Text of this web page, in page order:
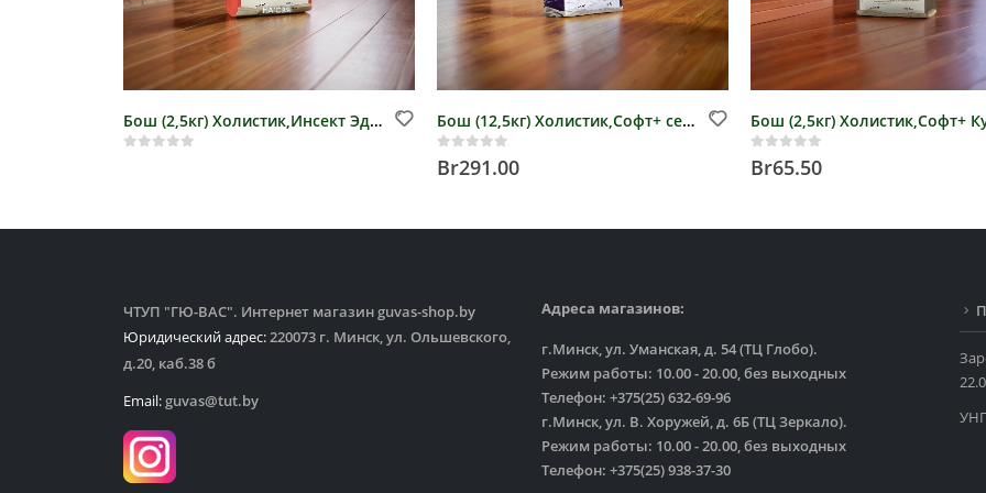
Бош (2,5кг) Холистик,Инсект Эдалт Тапиока с Яблоком, арт. 5894125 Бош (12,5кг) Холистик,Софт+ сеньор Коза с Картофелем, арт. 50590125
0out of 5
Br291.00 0out of 5
Br65.50
ЧТУП "ГЮ-ВАС". Интернет магазин guvas-shop.by
Юридический адрес:220073 г. Минск, ул. Ольшевского,
д.20, каб.38 б
Email:guvas@tut.by
Адреса магазинов:
г.Минск, ул. Уманская, д. 54 (ТЦ Глобо).
Режим работы: 10.00 - 20.00, без выходных
Телефон: +375(25) 632-69-96
г.Минск, ул. В. Хоружей, д. 6Б (ТЦ Зеркало).
Режим работы: 10.00 - 20.00, без выходных
Телефон: +375(25) 938-37-30